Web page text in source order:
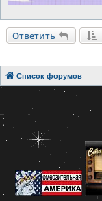
Ответить
Список форумов